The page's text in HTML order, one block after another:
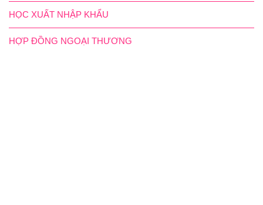
HỌC XUẤT NHẬP KHẨU
HỢP ĐỒNG NGOẠI THƯƠNG